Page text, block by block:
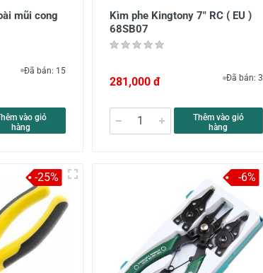
mũi cong
Đã bán: 15
vào giỏ
hàng
Kìm phe Kingtony 7" RC ( EU )
68SB07
281,000 đ Đã bán: 3
Thêm vào giỏ
hàng
-25% -6%